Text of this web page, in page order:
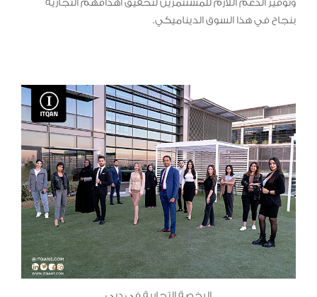
وتوفير الدعم اللازم للمستثمرين لتحقيق أهدافهم التجارية
بنجاح في هذا السوق الديناميكي.